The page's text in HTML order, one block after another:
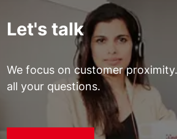
Let's talk
We focus on customer
all your questions.